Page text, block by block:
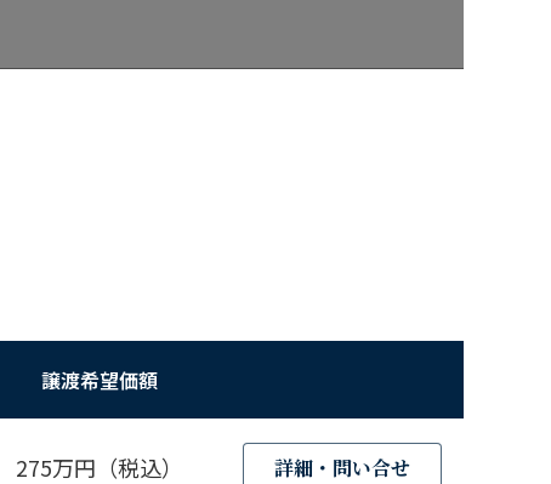
譲渡希望価額
275万円（税込） 詳細・問い合せ